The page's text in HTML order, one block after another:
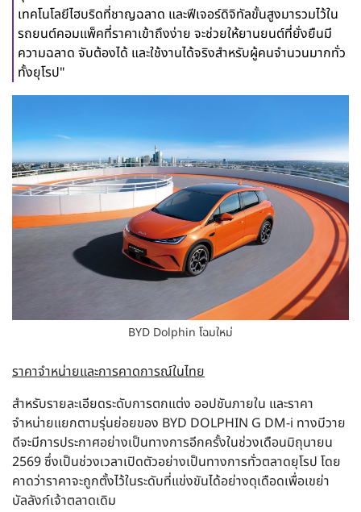
เทคโนโลยีไฮบริดที่ชาญฉลาด และฟีเจอร์ดิจิทัลขั้นสูงมารวมไว้ใน
รถยนต์คอมแพ็คที่ราคาเข้าถึงง่าย จะช่วยให้ยานยนต์ที่ยั่งยืนมี
ความฉลาด จับต้องได้ และใช้งานได้จริงสำหรับผู้คนจำนวนมากทั่ว
ทั้งยุโรป"
BYD Dolphin โฉมใหม่
ราคาจำหน่ายและการคาดการณ์ในไทย
สำหรับรายละเอียดระดับการตกแต่ง ออปชันภายใน และราคา
จำหน่ายแยกตามรุ่นย่อยของ BYD DOLPHIN G DM-i ทางบีวาย
ดีจะมีการประกาศอย่างเป็นทางการอีกครั้งในช่วงเดือนมิถุนายน
2569 ซึ่งเป็นช่วงเวลาเปิดตัวอย่างเป็นทางการทั่วตลาดยุโรป โดย
คาดว่าราคาจะถูกตั้งไว้ในระดับที่แข่งขันได้อย่างดุเดือดเพื่อเขย่า
บัลลังก์เจ้าตลาดเดิม